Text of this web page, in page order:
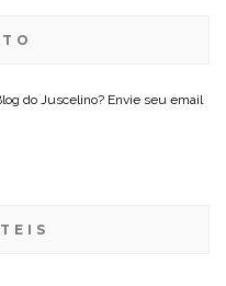
do Juscelino? Envie seu email